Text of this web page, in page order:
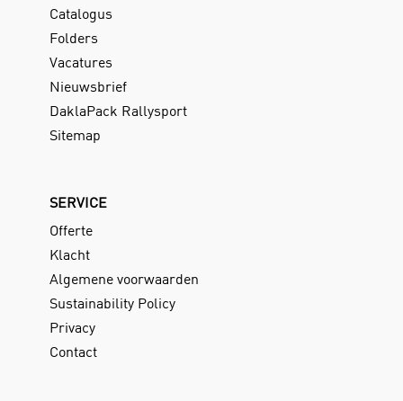
Catalogus
Folders
Vacatures
Nieuwsbrief
DaklaPack Rallysport
Sitemap
SERVICE
Offerte
Klacht
Algemene voorwaarden
Sustainability Policy
Privacy
Contact